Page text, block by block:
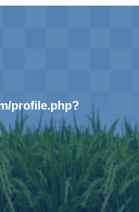
profile.php?